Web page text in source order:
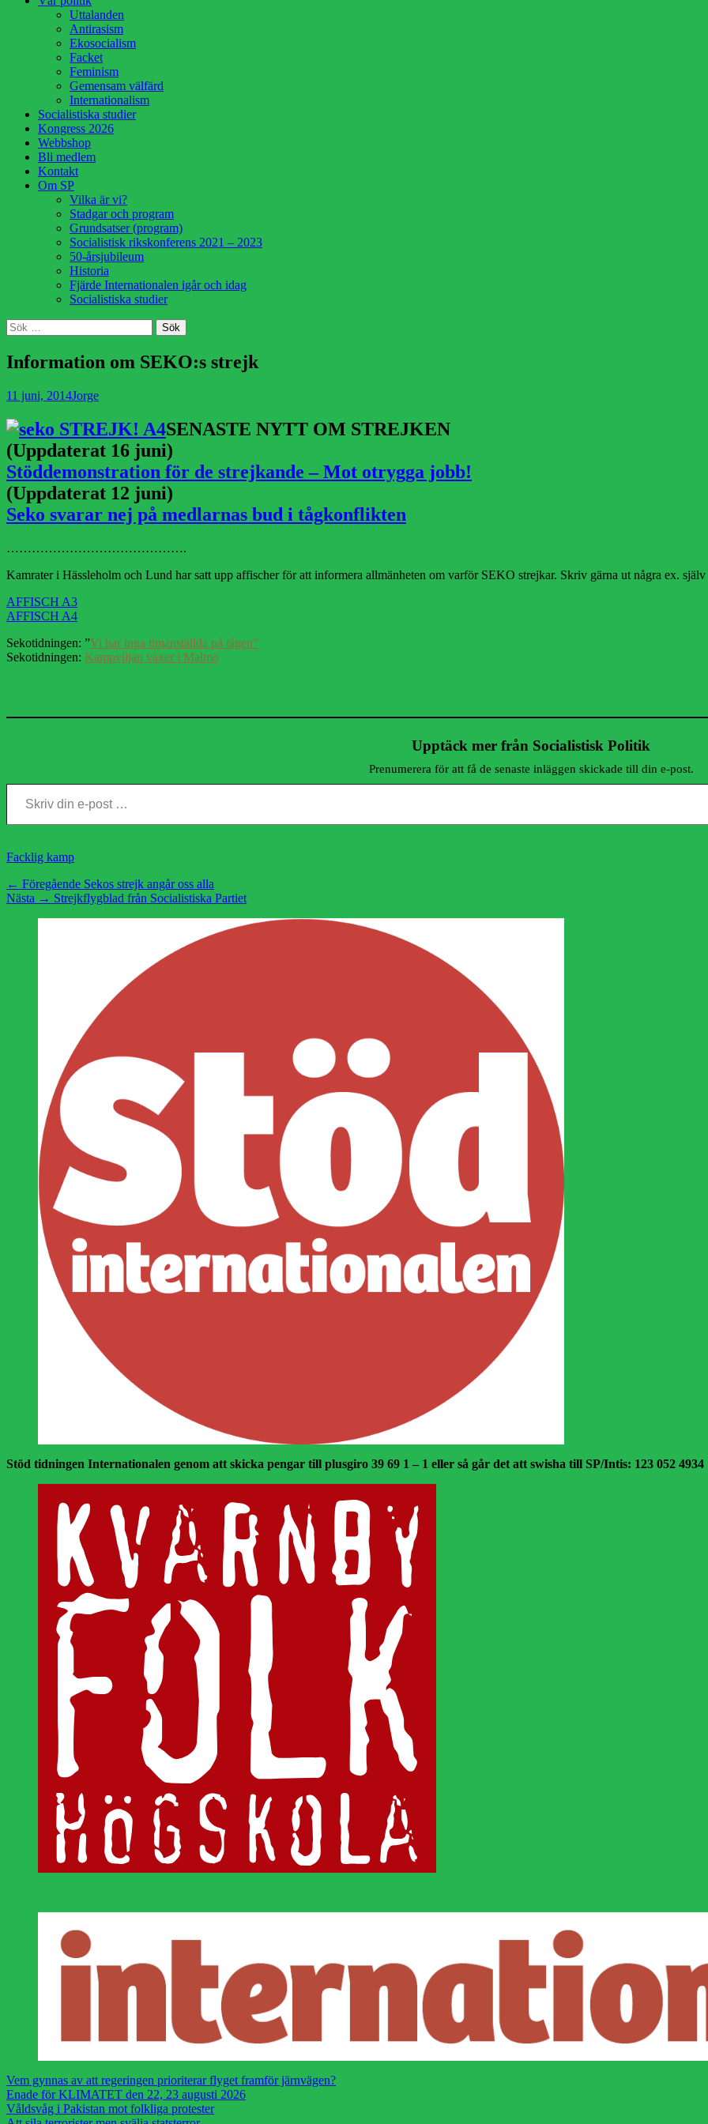
Uttalanden
Antirasism
Ekosocialism
Facket
Feminism
Gemensam välfärd
Internationalism
Socialistiska studier
Kongress 2026
Webbshop
Bli medlem
Kontakt
Om SP
Vilka är vi?
Stadgar och program
Grundsatser (program)
Socialistisk rikskonferens 2021 – 2023
50-årsjubileum
Historia
Fjärde Internationalen igår och idag
Socialistiska studier
Sök
Sök
efter:
Information om SEKO:s strejk
Publicerad
11 juni, 2014Författare
Jorge
SENASTE NYTT OM STREJKEN
(Uppdaterat 16 juni)
Stöddemonstration för de strejkande – Mot otrygga jobb!
(Uppdaterat 12 juni)
Seko svarar nej på medlarnas bud i tågkonflikten
…………………………………….
Kamrater i Hässleholm och Lund har satt upp affischer för att informera allmänheten om varför SEKO strejkar. Skriv gärna ut några ex. själv
AFFISCH A3
AFFISCH A4
Sekotidningen: ”Vi har inga timanställda på tågen”
Sekotidningen: Kampviljan växer i Malmö
Upptäck mer från Socialistisk Politik
Prenumerera för att få de senaste inläggen skickade till din e-post.
Skriv din e-post …
Kategorier
Facklig kamp
Inläggsnavigering
← Föregående Föregående
inlägg:
Sekos strejk angår oss alla
Nästa → Nästa
Strejkflygblad från Socialistiska Partiet
Stöd tidningen Internationalen genom att skicka pengar till plusgiro 39 69 1 – 1 eller så går det att swisha till SP/Intis: 123 052 4934
Vem gynnas av att regeringen prioriterar flyget framför järnvägen?
Enade för KLIMATET den 22, 23 augusti 2026
Våldsvåg i Pakistan mot folkliga protester